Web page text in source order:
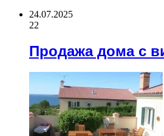
24.07.2025
22
Продажа дома с